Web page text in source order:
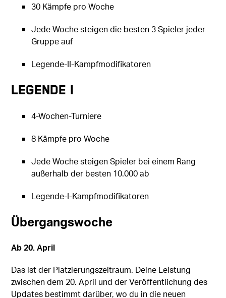
30 Kämpfe pro Woche
Jede Woche steigen die besten 3 Spieler jeder
Gruppe auf
Legende-II-Kampfmodifikatoren
Legende I
4-Wochen-Turniere
8 Kämpfe pro Woche
Jede Woche steigen Spieler bei einem Rang
außerhalb der besten 10.000 ab
Legende-I-Kampfmodifikatoren
Übergangswoche
Ab 20. April
Das ist der Platzierungszeitraum. Deine Leistung
zwischen dem 20. April und der Veröffentlichung des
Updates bestimmt darüber, wo du in die neuen